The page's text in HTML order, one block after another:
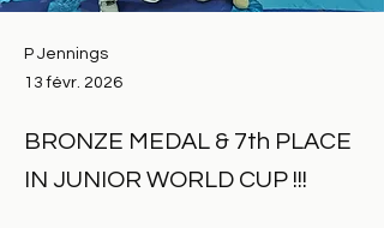
P Jennings
13 févr. 2026
BRONZE MEDAL & 7th PLACE
IN JUNIOR WORLD CUP !!!